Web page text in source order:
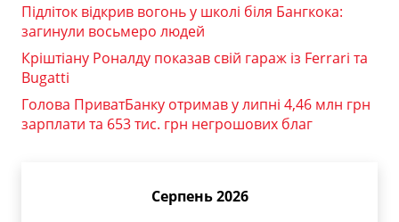
Підліток відкрив вогонь у школі біля Бангкока:
загинули восьмеро людей
Кріштіану Роналду показав свій гараж із Ferrari та
Bugatti
Голова ПриватБанку отримав у липні 4,46 млн грн
зарплати та 653 тис. грн негрошових благ
Серпень 2026